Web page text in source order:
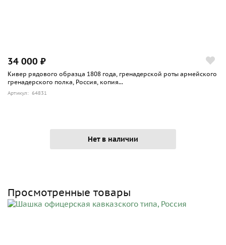
34 000 ₽
Кивер рядового образца 1808 года, гренадерской роты армейского
гренадерского полка, Россия, копия...
Артикул: 64831
Нет в наличии
Просмотренные товары